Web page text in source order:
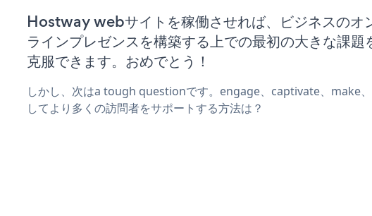
Hostway webサイトを稼働させれば、ビジネスのオ
ラインプレゼンスを構築する上での最初の大きな課題
克服できます。おめでとう！
しかし、次はa tough questionです。engage、captivate、make
してより多くの訪問者をサポートする方法は？